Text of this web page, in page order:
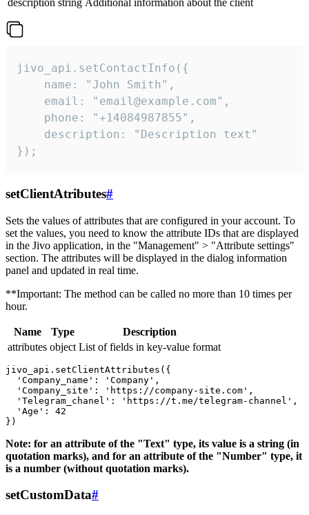
description string Additional information about the client
jivo_api.setContactInfo({
    name: "John Smith",
    email: "email@example.com",
    phone: "+14084987855",
    description: "Description text"
});
setClientAtributes#
Sets the values ​​of attributes that are configured in your account. To
set the values, you need to know the attribute IDs that are displayed
in the Jivo application, in the "Management" > "Attribute settings"
section. The attributes will be displayed in the dialog information
panel and updated in real time.
**Important: The method can be called no more than 10 times per
hour.
Name Type
Description
attributes object List of fields in key-value format
jivo_api.setClientAttributes({
  'Company_name': 'Company',
  'Company_site': 'https://company-site.com',
  'Telegram_chanel': 'https://t.me/telegram-channel',
  'Age': 42
Note: for an attribute of the "Text" type, its value is a string (in
quotation marks), and for an attribute of the "Number" type, it
is a number (without quotation marks).
setCustomData#